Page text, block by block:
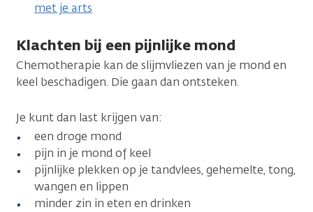
met je arts
Klachten bij een pijnlijke mond
Chemotherapie kan de slijmvliezen van je mond en
keel beschadigen. Die gaan dan ontsteken.
Je kunt dan last krijgen van:
een droge mond
pijn in je mond of keel
pijnlijke plekken op je tandvlees, gehemelte, tong,
wangen en lippen
minder zin in eten en drinken